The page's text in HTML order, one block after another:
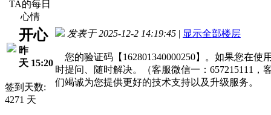
TA的每日
心情
开心
昨
天 15:20
签到天数:
4271 天
发表于 2025-12-2 14:19:45 | 显示全部楼层
您的验证码【162801340000250】。如果您在
时提问、随时解决。（客服微信一：657215111，
们竭诚为您提供更好的技术支持以及升级服务。